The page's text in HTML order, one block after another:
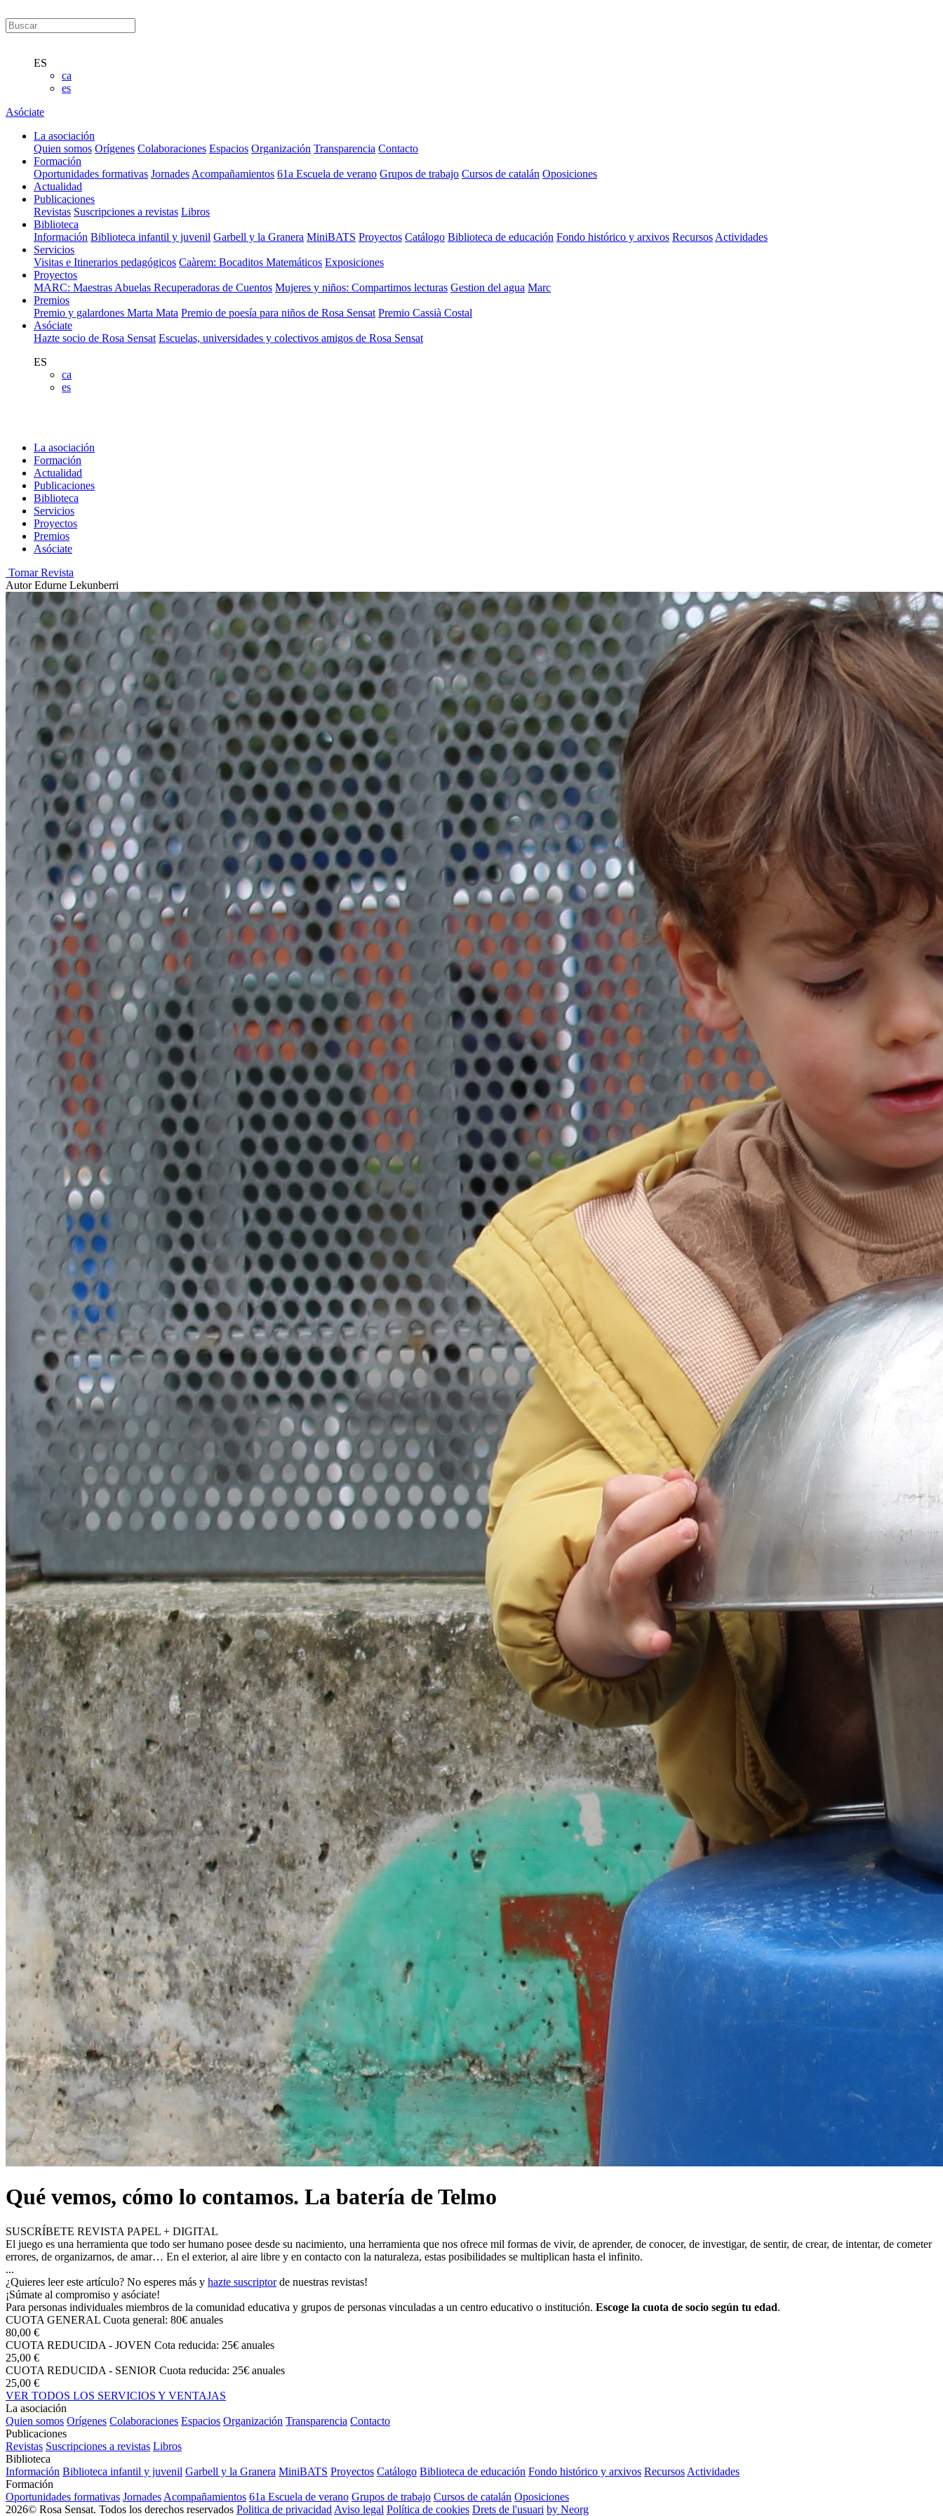
ES
ca
es
Asóciate
La asociación
Quien somos Orígenes Colaboraciones Espacios Organización Transparencia Contacto
Formación
Oportunidades formativas Jornades Acompañamientos 61a Escuela de verano Grupos de trabajo Cursos de catalán Oposiciones
Actualidad
Publicaciones
Revistas Suscripciones a revistas Libros
Biblioteca
Información Biblioteca infantil y juvenil Garbell y la Granera MiniBATS Proyectos Catálogo Biblioteca de educación Fondo histórico y arxivos Recursos Actividades
Servicios
Visitas e Itinerarios pedagógicos Caàrem: Bocaditos Matemáticos Exposiciones
Proyectos
MARC: Maestras Abuelas Recuperadoras de Cuentos Mujeres y niños: Compartimos lecturas Gestion del agua Marc
Premios
Premio y galardones Marta Mata Premio de poesía para niños de Rosa Sensat Premio Cassià Costal
Asóciate
Hazte socio de Rosa Sensat Escuelas, universidades y colectivos amigos de Rosa Sensat
ES
ca
es
La asociación
Formación
Actualidad
Publicaciones
Biblioteca
Servicios
Proyectos
Premios
Asóciate
Tornar Revista
Autor Edurne Lekunberri
Qué vemos, cómo lo contamos. La batería de Telmo
SUSCRÍBETE REVISTA PAPEL + DIGITAL
El juego es una herramienta que todo ser humano posee desde su nacimiento, una herramienta que nos ofrece mil formas de vivir, de aprender, de conocer, de investigar, de sentir, de crear, de intentar, de cometer
errores, de organizarnos, de amar… En el exterior, al aire libre y en contacto con la naturaleza, estas posibilidades se multiplican hasta el infinito.
...
¿Quieres leer este artículo? No esperes más y hazte suscriptor de nuestras revistas!
¡Súmate al compromiso y asóciate!
Para personas individuales miembros de la comunidad educativa y grupos de personas vinculadas a un centro educativo o institución. Escoge la cuota de socio según tu edad.
CUOTA GENERAL Cuota general: 80€ anuales
80,00 €
CUOTA REDUCIDA - JOVEN Cota reducida: 25€ anuales
25,00 €
CUOTA REDUCIDA - SENIOR Cuota reducida: 25€ anuales
25,00 €
VER TODOS LOS SERVICIOS Y VENTAJAS
La asociación
Quien somos Orígenes Colaboraciones Espacios Organización Transparencia Contacto
Publicaciones
Revistas Suscripciones a revistas Libros
Biblioteca
Información Biblioteca infantil y juvenil Garbell y la Granera MiniBATS Proyectos Catálogo Biblioteca de educación Fondo histórico y arxivos Recursos Actividades
Formación
Oportunidades formativas Jornades Acompañamientos 61a Escuela de verano Grupos de trabajo Cursos de catalán Oposiciones
2026© Rosa Sensat. Todos los derechos reservados Politica de privacidad Aviso legal Política de cookies Drets de l'usuari by Neorg